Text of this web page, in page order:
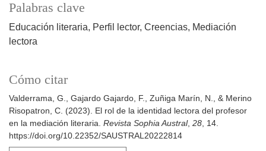
Palabras clave
Educación literaria Perfil lector Creencias Mediación
lectora
Cómo citar
Valderrama, G., Gajardo Gajardo, F., Zuñiga Marín, N., & Merino
Risopatron, C. (2023). El rol de la identidad lectora del profesor
en la mediación literaria. Revista Sophia Austral, 28, 14.
https://doi.org/10.22352/SAUSTRAL20222814